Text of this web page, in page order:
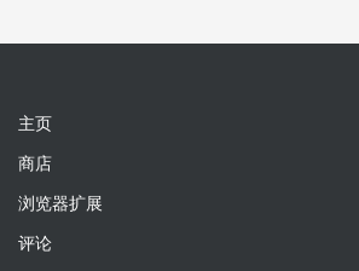
主页
商店
浏览器扩展
评论